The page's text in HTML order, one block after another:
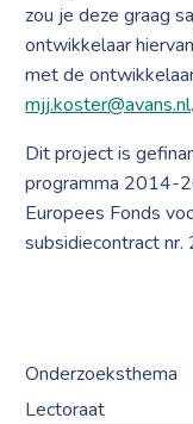
zou je deze graag
ontwikkelaar
met de
mjj.koster@avans.nl.
Dit project is
programma 2014-
Europees Fonds
subsidiecontract
Onderzoeksthema
Lectoraat